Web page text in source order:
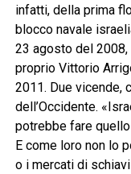
infatti, della prima
blocco navale
23 agosto del 2008,
proprio Vittorio
2011. Due vicende,
dell’Occidente.
potrebbe fare
E come loro non lo
o i mercati di